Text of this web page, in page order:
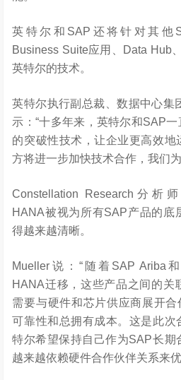
英特尔和SAP还将针对其
Business Suite应用、Data
英特尔的技术。
英特尔执行副总裁、数据中心集
示：“十多年来，英特尔和SAP
的突破性技术，让企业更高效地
方将进一步加快技术合作，我们
Constellation Research分析
HANA被视为所有SAP产品的底
得越来越清晰。
Mueller说：“随着SAP Ariba
HANA迁移，这些产品之间的关
需要与硬件和芯片供应商展开合
可靠性和总拥有成本。这是此次
特尔希望保持自己作为SAP长期
越来越依赖硬件合作伙伴关系来